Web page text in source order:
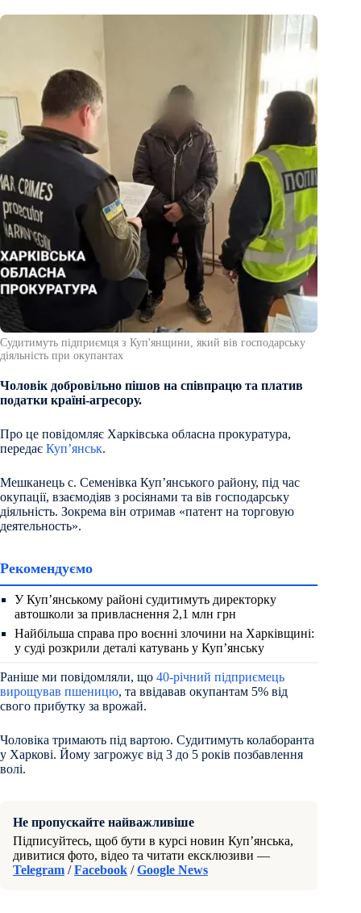
Судитимуть підприємця з Куп'янщини, який вів господарську
діяльність при окупантах
Чоловік добровільно пішов на співпрацю та платив
податки країні-агресору.
Про це повідомляє Харківська обласна прокуратура,
передає Куп’янськ.
Мешканець с. Семенівка Куп’янського району, під час
окупації, взаємодіяв з росіянами та вів господарську
діяльність. Зокрема він отримав «патент на торговую
деятельность».
Рекомендуємо
У Куп’янському районі судитимуть директорку
автошколи за привласнення 2,1 млн грн
Найбільша справа про воєнні злочини на Харківщині:
у суді розкрили деталі катувань у Куп’янську
Раніше ми повідомляли, що 40-річний підприємець
вирощував пшеницю, та ввідавав окупантам 5% від
свого прибутку за врожай.
Чоловіка тримають під вартою. Судитимуть колаборанта
у Харкові. Йому загрожує від 3 до 5 років позбавлення
волі.
Не пропускайте найважливіше
Підписуйтесь, щоб бути в курсі новин Куп’янська,
дивитися фото, відео та читати ексклюзиви —
Telegram /Facebook /Google News